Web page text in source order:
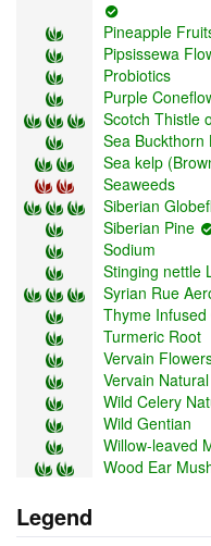
Pineapple
Pipsissewa
Probiotics
Purple
Scotch Thistle
Sea Buckthorn
Sea kelp
Seaweeds
Siberian
Siberian Pine
Sodium
Stinging nettle
Syrian Rue
Thyme Infused
Turmeric Root
Vervain
Vervain
Wild Celery
Wild Gentian
Willow-leaved
Wood Ear
Legend